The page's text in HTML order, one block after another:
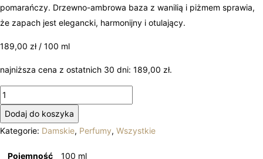
pomarańczy. Drzewno-ambrowa baza z wanilią i piżmem sprawia,
że zapach jest elegancki, harmonijny i otulający.
189,00 zł / 100 ml
najniższa cena z ostatnich 30 dni: 189,00 zł.
ilość
Mawwal-
Alkawn
Dodaj do koszyka
Kategorie: Damskie, Perfumy, Wszystkie
Pojemność 100 ml